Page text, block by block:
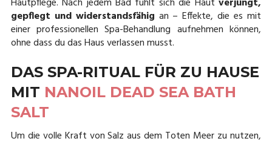
Hautpflege. Nach jedem Bad fühlt sich die Hautverjüngt,
gepflegt und widerstandsfähig an – Effekte, die es mit
einer professionellen Spa-Behandlung aufnehmen können,
ohne dass du das Haus verlassen musst.
DAS SPA-RITUAL FÜR ZU HAUSE
MIT NANOIL DEAD SEA BATH
SALT
Um die volle Kraft von Salz aus dem Toten Meer zu nutzen,